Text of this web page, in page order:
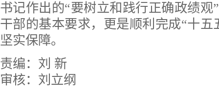
书记作出的“要树立和践行正确政绩观
干部的基本要求，更是顺利完成“十五
坚实保障。
责编：刘 新
审核：刘立纲